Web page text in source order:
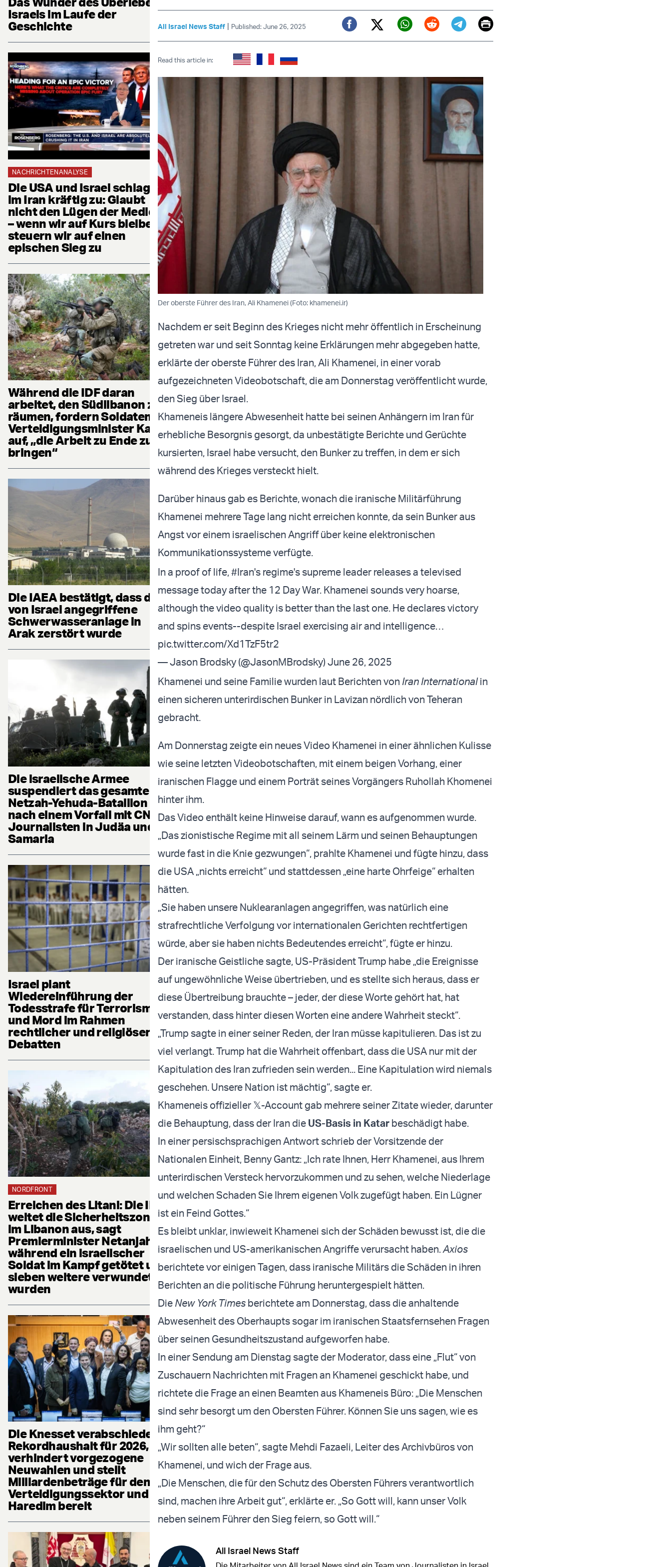
Israels im Laufe der
Geschichte
NACHRICHTENANALYSE
Die USA und Israel schlagen
im Iran kräftig zu: Glaubt
nicht den Lügen der Medien
– wenn wir auf Kurs bleiben,
steuern wir auf einen
epischen Sieg zu
Während die IDF daran
arbeitet, den Südlibanon zu
räumen, fordern Soldaten
Verteidigungsminister Katz
auf, „die Arbeit zu Ende zu
bringen“
Die IAEA bestätigt, dass die
von Israel angegriffene
Schwerwasseranlage in
Arak zerstört wurde
Die israelische Armee
suspendiert das gesamte
Netzah-Yehuda-Bataillon
nach einem Vorfall mit CNN-
Journalisten in Judäa und
Samaria
Israel plant
Wiedereinführung der
Todesstrafe für Terrorismus
und Mord im Rahmen
rechtlicher und religiöser
Debatten
NORDFRONT
Erreichen des Litani: Die IDF
weitet die Sicherheitszone
im Libanon aus, sagt
Premierminister Netanjahu,
während ein israelischer
Soldat im Kampf getötet und
sieben weitere verwundet
wurden
Die Knesset verabschiedet
Rekordhaushalt für 2026,
verhindert vorgezogene
Neuwahlen und stellt
Milliardenbeträge für den
Verteidigungssektor und die
Haredim bereit
All Israel News Staff | Published: June 26, 2025
Facebook
Twitter (X)
Whatsapp
RedditTelegram
EmailPrint
Read this article in:
Der oberste Führer des Iran, Ali Khamenei (Foto: khamenei.ir)
Nachdem er seit Beginn des Krieges nicht mehr öffentlich in Erscheinung
getreten war und seit Sonntag keine Erklärungen mehr abgegeben hatte,
erklärte der oberste Führer des Iran, Ali Khamenei, in einer vorab
aufgezeichneten Videobotschaft, die am Donnerstag veröffentlicht wurde,
den Sieg über Israel.
Khameneis längere Abwesenheit hatte bei seinen Anhängern im Iran für
erhebliche Besorgnis gesorgt, da unbestätigte Berichte und Gerüchte
kursierten, Israel habe versucht, den Bunker zu treffen, in dem er sich
während des Krieges versteckt hielt.
Darüber hinaus gab es Berichte, wonach die iranische Militärführung
Khamenei mehrere Tage lang nicht erreichen konnte, da sein Bunker aus
Angst vor einem israelischen Angriff über keine elektronischen
Kommunikationssysteme verfügte.
In a proof of life,#Iran's regime's supreme leader releases a televised
message today after the 12 Day War. Khamenei sounds very hoarse,
although the video quality is better than the last one. He declares victory
and spins events--despite Israel exercising air and intelligence…
pic.twitter.com/Xd1TzF5tr2
— Jason Brodsky (@JasonMBrodsky)June 26, 2025
Khamenei und seine Familie wurden laut Berichten von Iran Internationalin
einen sicheren unterirdischen Bunker in Lavizan nördlich von Teheran
gebracht.
Am Donnerstag zeigte ein neues Video Khamenei in einer ähnlichen Kulisse
wie seine letzten Videobotschaften, mit einem beigen Vorhang, einer
iranischen Flagge und einem Porträt seines Vorgängers Ruhollah Khomenei
hinter ihm.
Das Video enthält keine Hinweise darauf, wann es aufgenommen wurde.
„Das zionistische Regime mit all seinem Lärm und seinen Behauptungen
wurde fast in die Knie gezwungen“, prahlte Khamenei und fügte hinzu, dass
die USA „nichts erreicht“ und stattdessen „eine harte Ohrfeige“ erhalten
hätten.
„Sie haben unsere Nuklearanlagen angegriffen, was natürlich eine
strafrechtliche Verfolgung vor internationalen Gerichten rechtfertigen
würde, aber sie haben nichts Bedeutendes erreicht“, fügte er hinzu.
Der iranische Geistliche sagte, US-Präsident Trump habe „die Ereignisse
auf ungewöhnliche Weise übertrieben, und es stellte sich heraus, dass er
diese Übertreibung brauchte – jeder, der diese Worte gehört hat, hat
verstanden, dass hinter diesen Worten eine andere Wahrheit steckt“.
„Trump sagte in einer seiner Reden, der Iran müsse kapitulieren. Das ist zu
viel verlangt. Trump hat die Wahrheit offenbart, dass die USA nur mit der
Kapitulation des Iran zufrieden sein werden... Eine Kapitulation wird niemals
geschehen. Unsere Nation ist mächtig“, sagte er.
Khameneis offizieller 𝕏-Account gab mehrere seiner Zitate wieder, darunter
die Behauptung, dass der Iran die US-Basis in Katar beschädigt habe.
In einer persischsprachigen Antwort schrieb der Vorsitzende der
Nationalen Einheit, Benny Gantz: „Ich rate Ihnen, Herr Khamenei, aus Ihrem
unterirdischen Versteck hervorzukommen und zu sehen, welche Niederlage
und welchen Schaden Sie Ihrem eigenen Volk zugefügt haben. Ein Lügner
ist ein Feind Gottes.“
Es bleibt unklar, inwieweit Khamenei sich der Schäden bewusst ist, die die
israelischen und US-amerikanischen Angriffe verursacht haben.Axios
berichtete vor einigen Tagen, dass iranische Militärs die Schäden in ihren
Berichten an die politische Führung heruntergespielt hätten.
Die New York Times berichtete am Donnerstag, dass die anhaltende
Abwesenheit des Oberhaupts sogar im iranischen Staatsfernsehen Fragen
über seinen Gesundheitszustand aufgeworfen habe.
In einer Sendung am Dienstag sagte der Moderator, dass eine „Flut“ von
Zuschauern Nachrichten mit Fragen an Khamenei geschickt habe, und
richtete die Frage an einen Beamten aus Khameneis Büro: „Die Menschen
sind sehr besorgt um den Obersten Führer. Können Sie uns sagen, wie es
ihm geht?“
„Wir sollten alle beten“, sagte Mehdi Fazaeli, Leiter des Archivbüros von
Khamenei, und wich der Frage aus.
„Die Menschen, die für den Schutz des Obersten Führers verantwortlich
sind, machen ihre Arbeit gut“, erklärte er. „So Gott will, kann unser Volk
neben seinem Führer den Sieg feiern, so Gott will.“
All Israel News Staff